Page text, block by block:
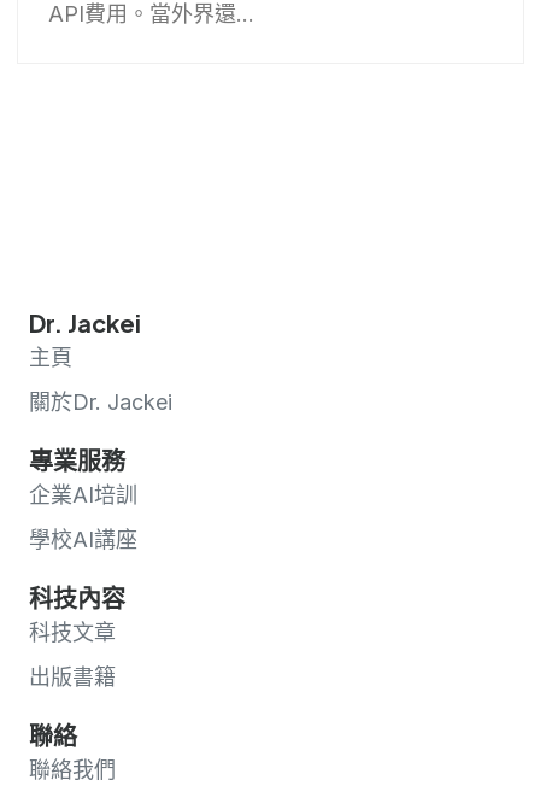
API費用。當外界還...
Dr. Jackei
主頁
關於Dr. Jackei
專業服務
企業AI培訓
學校AI講座
科技內容
科技文章
出版書籍
聯絡
聯絡我們